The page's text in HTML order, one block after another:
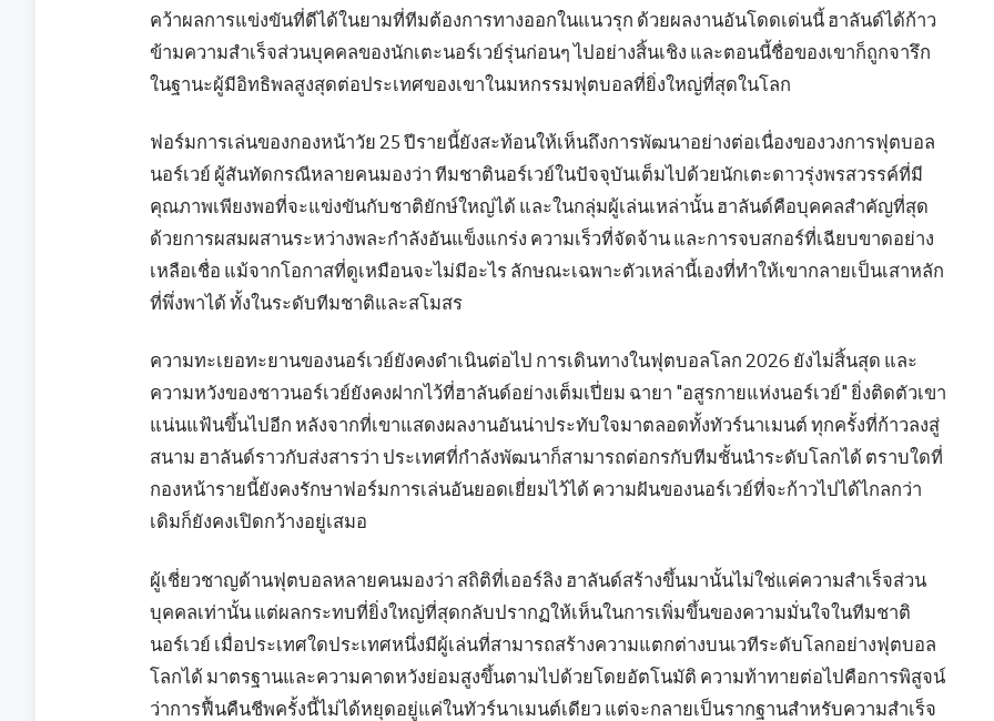
คว้าผลการแข่งขันที่ดีได้ในยามที่ทีมต้องการทางออกในแนวรุก ด้วยผลงานอันโดดเด่นนี้ ฮาลันด์ได้ก้าว
ข้ามความสำเร็จส่วนบุคคลของนักเตะนอร์เวย์รุ่นก่อนๆ ไปอย่างสิ้นเชิง และตอนนี้ชื่อของเขาก็ถูกจารึก
ในฐานะผู้มีอิทธิพลสูงสุดต่อประเทศของเขาในมหกรรมฟุตบอลที่ยิ่งใหญ่ที่สุดในโลก
ฟอร์มการเล่นของกองหน้าวัย 25 ปีรายนี้ยังสะท้อนให้เห็นถึงการพัฒนาอย่างต่อเนื่องของวงการฟุตบอล
นอร์เวย์ ผู้สันทัดกรณีหลายคนมองว่า ทีมชาตินอร์เวย์ในปัจจุบันเต็มไปด้วยนักเตะดาวรุ่งพรสวรรค์ที่มี
คุณภาพเพียงพอที่จะแข่งขันกับชาติยักษ์ใหญ่ได้ และในกลุ่มผู้เล่นเหล่านั้น ฮาลันด์คือบุคคลสำคัญที่สุด
ด้วยการผสมผสานระหว่างพละกำลังอันแข็งแกร่ง ความเร็วที่จัดจ้าน และการจบสกอร์ที่เฉียบขาดอย่าง
เหลือเชื่อ แม้จากโอกาสที่ดูเหมือนจะไม่มีอะไร ลักษณะเฉพาะตัวเหล่านี้เองที่ทำให้เขากลายเป็นเสาหลัก
ที่พึ่งพาได้ ทั้งในระดับทีมชาติและสโมสร
ความทะเยอทะยานของนอร์เวย์ยังคงดำเนินต่อไป การเดินทางในฟุตบอลโลก 2026 ยังไม่สิ้นสุด และ
ความหวังของชาวนอร์เวย์ยังคงฝากไว้ที่ฮาลันด์อย่างเต็มเปี่ยม ฉายา "อสูรกายแห่งนอร์เวย์" ยิ่งติดตัวเขา
แน่นแฟ้นขึ้นไปอีก หลังจากที่เขาแสดงผลงานอันน่าประทับใจมาตลอดทั้งทัวร์นาเมนต์ ทุกครั้งที่ก้าวลงสู่
สนาม ฮาลันด์ราวกับส่งสารว่า ประเทศที่กำลังพัฒนาก็สามารถต่อกรกับทีมชั้นนำระดับโลกได้ ตราบใดที่
กองหน้ารายนี้ยังคงรักษาฟอร์มการเล่นอันยอดเยี่ยมไว้ได้ ความฝันของนอร์เวย์ที่จะก้าวไปได้ไกลกว่า
เดิมก็ยังคงเปิดกว้างอยู่เสมอ
ผู้เชี่ยวชาญด้านฟุตบอลหลายคนมองว่า สถิติที่เออร์ลิง ฮาลันด์สร้างขึ้นมานั้นไม่ใช่แค่ความสำเร็จส่วน
บุคคลเท่านั้น แต่ผลกระทบที่ยิ่งใหญ่ที่สุดกลับปรากฏให้เห็นในการเพิ่มขึ้นของความมั่นใจในทีมชาติ
นอร์เวย์ เมื่อประเทศใดประเทศหนึ่งมีผู้เล่นที่สามารถสร้างความแตกต่างบนเวทีระดับโลกอย่างฟุตบอล
โลกได้ มาตรฐานและความคาดหวังย่อมสูงขึ้นตามไปด้วยโดยอัตโนมัติ ความท้าทายต่อไปคือการพิสูจน์
ว่าการฟื้นคืนชีพครั้งนี้ไม่ได้หยุดอยู่แค่ในทัวร์นาเมนต์เดียว แต่จะกลายเป็นรากฐานสำหรับความสำเร็จ